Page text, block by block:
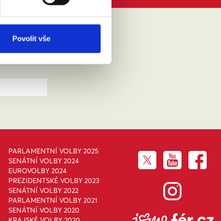
Povolit vše
PARLAMENTNÍ VOLBY 2025
SENÁTNÍ VOLBY 2024
EUROVOLBY 2024
PREZIDENTSKÉ VOLBY 2023
SENÁTNÍ VOLBY 2022
PARLAMENTNÍ VOLBY 2021
SENÁTNÍ VOLBY 2020